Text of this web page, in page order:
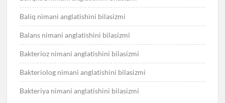
Baliq nimani anglatishini bilasizmi
Balans nimani anglatishini bilasizmi
Bakterioz nimani anglatishini bilasizmi
Bakteriolog nimani anglatishini bilasizmi
Bakteriya nimani anglatishini bilasizmi